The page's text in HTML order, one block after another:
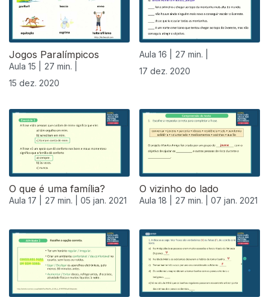
Jogos Paralímpicos
Aula 15 |
27 min. |
15 dez. 2020
Aula 16 |
27 min. |
17 dez. 2020
O que é uma família?
Aula 17 | 27 min. | 05 jan. 2021
O vizinho do lado
Aula 18 | 27 min. | 07 jan. 2021